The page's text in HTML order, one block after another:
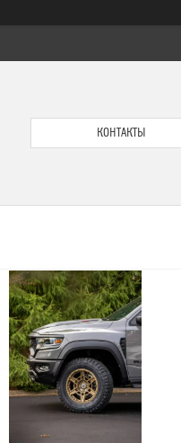
КОНТАКТЫ